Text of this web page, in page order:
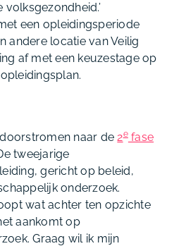
een opleidingsperiode
andere locatie van Veilig
af met een keuzestage op
naar de2efase
tweejarige
gericht op beleid,
onderzoek.
wat achter ten opzichte
aankomt op
Graag wil ik mijn